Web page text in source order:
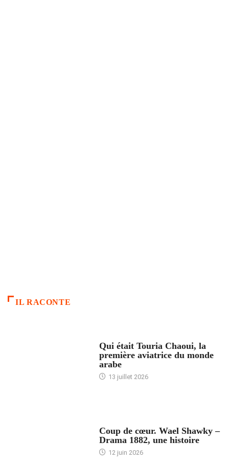
IL RACONTE
Qui était Touria Chaoui, la
première aviatrice du monde
arabe
13 juillet 2026
Coup de cœur. Wael Shawky –
Drama 1882, une histoire
12 juin 2026